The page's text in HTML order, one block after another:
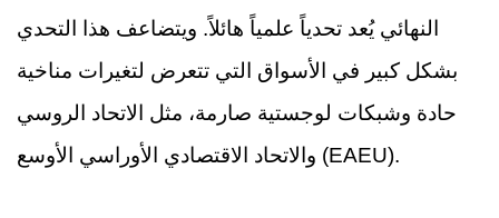
النهائي يُعد تحدياً علمياً هائلاً. ويتضاعف هذا التحدي
بشكل كبير في الأسواق التي تتعرض لتغيرات مناخية
حادة وشبكات لوجستية صارمة، مثل الاتحاد الروسي
والاتحاد الاقتصادي الأوراسي الأوسع (EAEU).